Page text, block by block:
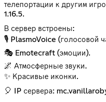
телепортации к другим
1.16.5.
В сервер встроены:
🎙️ PlasmoVoice (голосовой
🎭 Emotecraft (эмоции).
🌌 Атмосферные звуки.
✨ Красивые иконки.
🎈 IP сервера: